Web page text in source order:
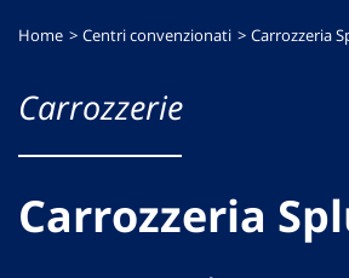
Home Centri convenzionati Carrozzeria
Carrozzerie
Carrozzeria